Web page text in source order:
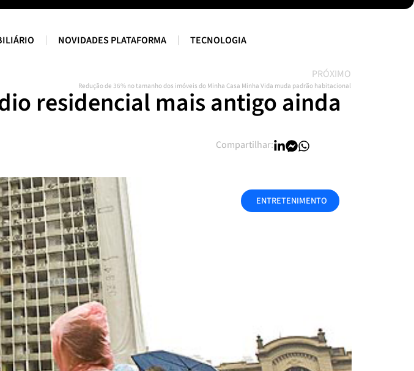
NOVIDADES PLATAFORMA TECNOLOGIA
PRÓXIMO
Redução de 36% no tamanho dos imóveis do Minha Casa Minha Vida muda padrão habitacional
residencial mais antigo ainda
Compartilhar:
ENTRETENIMENTO